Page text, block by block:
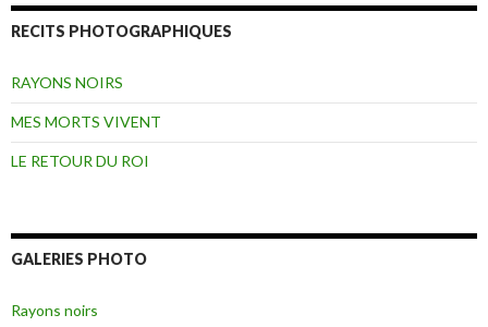
RECITS PHOTOGRAPHIQUES
RAYONS NOIRS
MES MORTS VIVENT
LE RETOUR DU ROI
GALERIES PHOTO
Rayons noirs